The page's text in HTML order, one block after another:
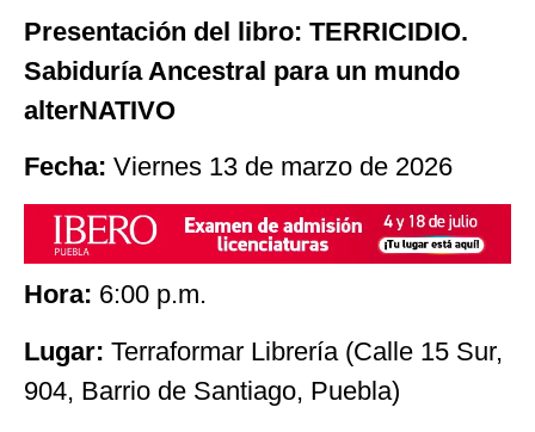
Presentación del libro: TERRICIDIO.
Sabiduría Ancestral para un mundo
alterNATIVO
Fecha: Viernes 13 de marzo de 2026
Hora: 6:00 p.m.
Lugar: Terraformar Librería (Calle 15 Sur,
904, Barrio de Santiago, Puebla)